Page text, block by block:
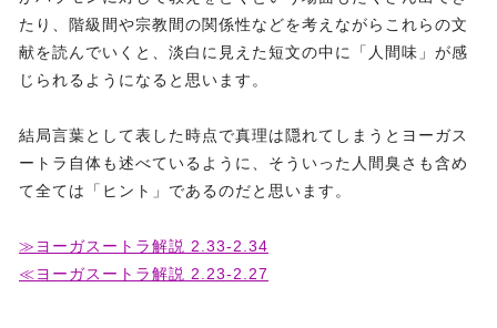
たり、階級間や宗教間の関係性などを考えながらこれらの文
献を読んでいくと、淡白に見えた短文の中に「人間味」が感
じられるようになると思います。
結局言葉として表した時点で真理は隠れてしまうとヨーガス
ートラ自体も述べているように、そういった人間臭さも含め
て全ては「ヒント」であるのだと思います。
≫ヨーガスートラ解説 2.33-2.34
≪ヨーガスートラ解説 2.23-2.27